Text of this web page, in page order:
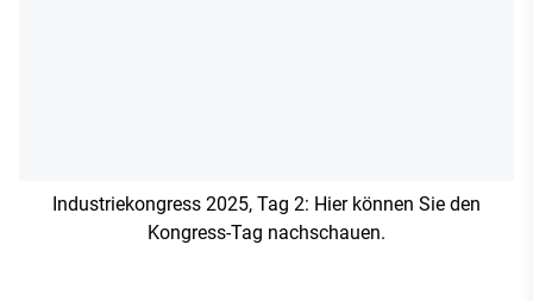
Industriekongress 2025, Tag 2: Hier können Sie den
Kongress-Tag nachschauen.